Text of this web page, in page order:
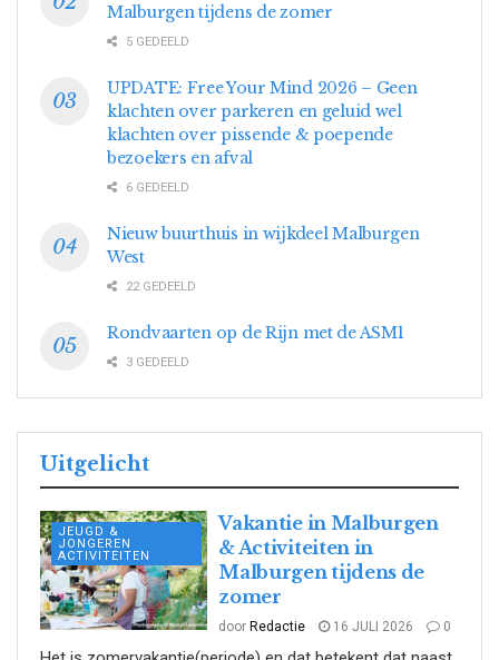
Malburgen tijdens de zomer
5 GEDEELD
UPDATE: Free Your Mind 2026 – Geen
klachten over parkeren en geluid wel
klachten over pissende & poepende
bezoekers en afval
6 GEDEELD
Nieuw buurthuis in wijkdeel Malburgen
West
22 GEDEELD
Rondvaarten op de Rijn met de ASM1
3 GEDEELD
Uitgelicht
JEUGD &
JONGEREN
ACTIVITEITEN
Vakantie in Malburgen
& Activiteiten in
Malburgen tijdens de
zomer
door Redactie 16 JULI 2026 0